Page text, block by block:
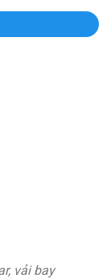
vải bay